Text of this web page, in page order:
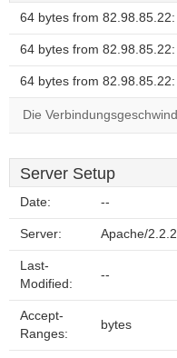
64 bytes from
64 bytes from
64 bytes from
Die
Server Setup
Date: --
Server: Apache/
Last-
Modified:
--
Accept-
Ranges:
bytes